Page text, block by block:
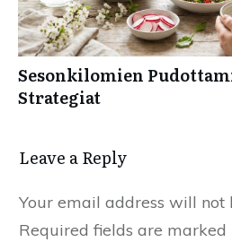
Sesonkilomien
Strategiat
Leave a Reply
Your email address will not
Required fields are marked